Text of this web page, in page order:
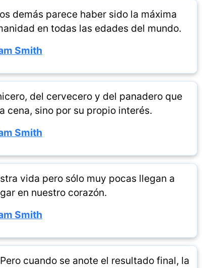
demás parece haber sido la máxima
en todas las edades del mundo.
Smith
del cervecero y del panadero que
cena, sino por su propio interés.
Smith
vida pero sólo muy pocas llegan a
en nuestro corazón.
Smith
cuando se anote el resultado final, la